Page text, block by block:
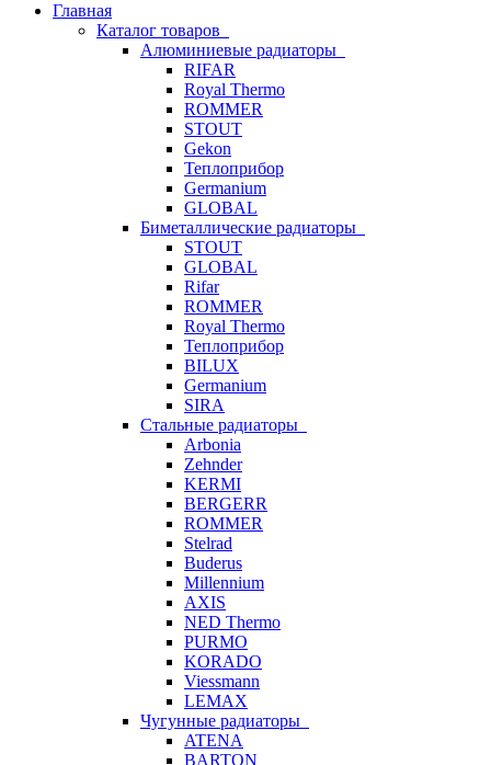
Главная
Каталог товаров
Алюминиевые радиаторы
RIFAR
Royal Thermo
ROMMER
STOUT
Gekon
Теплоприбор
Germanium
GLOBAL
Биметаллические радиаторы
STOUT
GLOBAL
Rifar
ROMMER
Royal Thermo
Теплоприбор
BILUX
Germanium
SIRA
Стальные радиаторы
Arbonia
Zehnder
KERMI
BERGERR
ROMMER
Stelrad
Buderus
Millennium
AXIS
NED Thermo
PURMO
KORADO
Viessmann
LEMAX
Чугунные радиаторы
ATENA
BARTON